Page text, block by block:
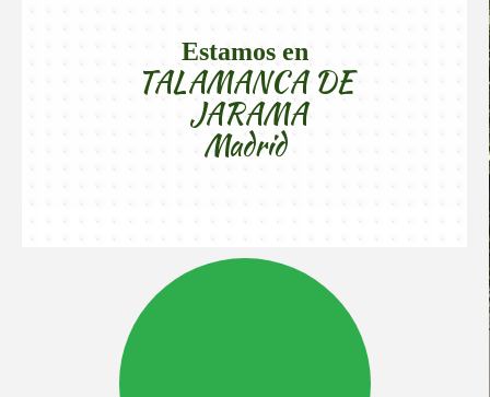
Estamos en
TALAMANCA DE
JARAMA
Madrid